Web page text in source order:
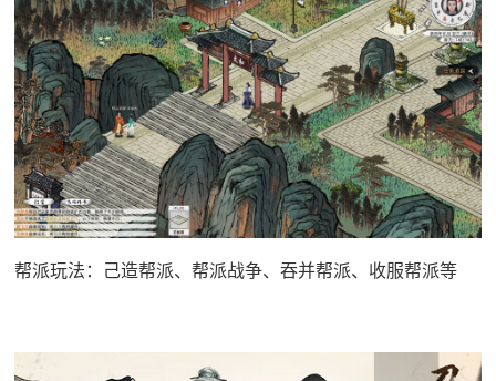
帮派玩法：己造帮派、帮派战争、吞并帮派、收服帮派等